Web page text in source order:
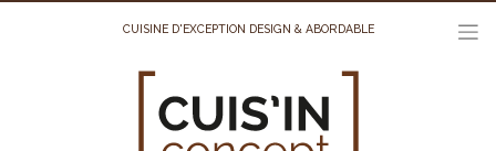
CUISINE D'EXCEPTION DESIGN & ABORDABLE